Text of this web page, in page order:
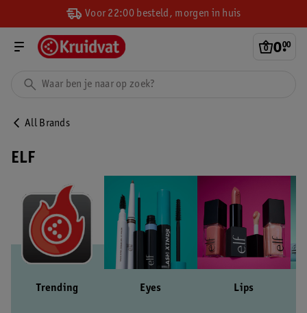
Voor 22:00 besteld, morgen in huis
0.
00
All Brands
ELF
Trending Eyes Lips